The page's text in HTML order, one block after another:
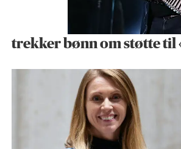
trekker bønn om støtte til